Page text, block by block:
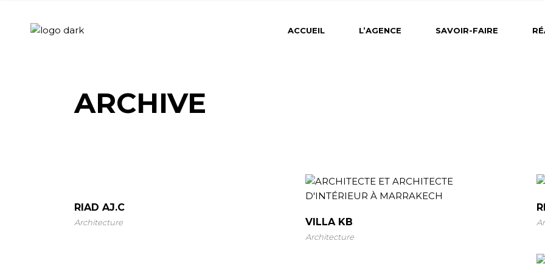
content ACCUEIL L’AGENCE SAVOIR-FAIRE
ARCHIVE
RIAD AJ.C
Architecture VILLA KB
Architecture